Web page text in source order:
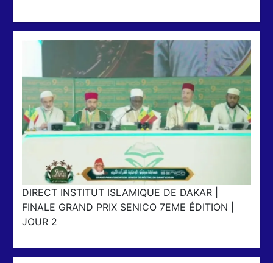
DIRECT INSTITUT ISLAMIQUE DE DAKAR |
FINALE GRAND PRIX SENICO 7EME ÉDITION |
JOUR 2